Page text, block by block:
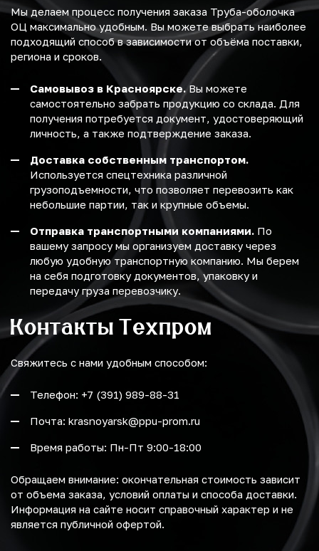
Мы делаем процесс получения заказа Труба-оболочка
ОЦ максимально удобным. Вы можете выбрать наиболее
подходящий способ в зависимости от объёма поставки,
региона и сроков.
Самовывоз в Красноярске.Вы можете
самостоятельно забрать продукцию со склада. Для
получения потребуется документ, удостоверяющий
личность, а также подтверждение заказа.
Доставка собственным транспортом.
Используется спецтехника различной
грузоподъемности, что позволяет перевозить как
небольшие партии, так и крупные объемы.
Отправка транспортными компаниями. По
вашему запросу мы организуем доставку через
любую удобную транспортную компанию. Мы берем
на себя подготовку документов, упаковку и
передачу груза перевозчику.
Контакты Техпром
Свяжитесь с нами удобным способом:
Телефон: +7 (391) 989-88-31
Почта: krasnoyarsk@ppu-prom.ru
Время работы: Пн-Пт 9:00-18:00
Обращаем внимание: окончательная стоимость зависит
от объема заказа, условий оплаты и способа доставки.
Информация на сайте носит справочный характер и не
является публичной офертой.